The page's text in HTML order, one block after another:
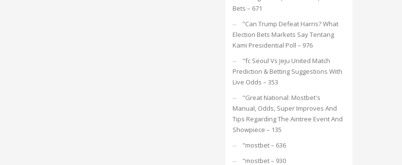
Bets – 671
"Can Trump Defeat Harris? What
Election Bets Markets Say Tentang
Kami Presidential Poll – 976
"fc Seoul Vs Jeju United Match
Prediction & Betting Suggestions With
Live Odds – 353
"Great National: Mostbet's
Manual, Odds, Super Improves And
Tips Regarding The Aintree Event And
Showpiece – 135
"mostbet – 636
"mostbet – 930